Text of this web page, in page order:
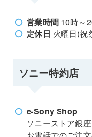
営業時間 10時～
定休日 火曜日(祝
ソニー特約店
e-Sony Shop
ソニーストア銀
お電話でのご注